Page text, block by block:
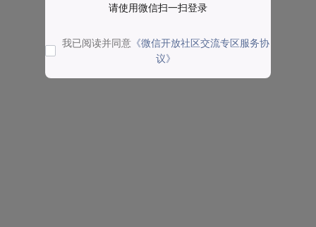
请使用微信扫一扫登录
我已阅读并同意 《微信开放社区交流专区服务协
议》